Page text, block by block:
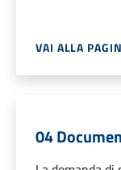
VAI ALLA
04